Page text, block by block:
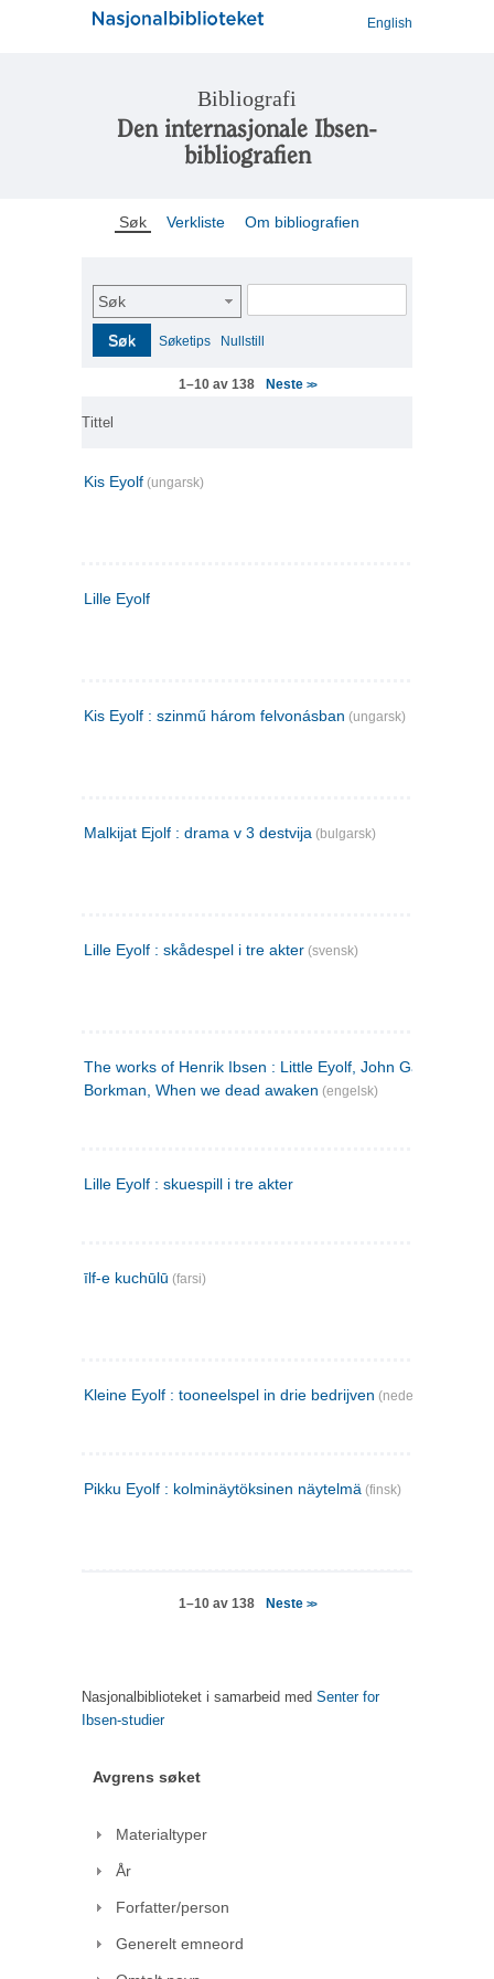
English
Bibliografi
Den internasjonale Ibsen-
bibliografien
Søk Verkliste Om bibliografien
Søk
Søk Søketips Nullstill
1–10 av 138 Neste >>
Tittel
Kis Eyolf (ungarsk)
Lille Eyolf
Kis Eyolf : szinmű három felvonásban (ungarsk)
Malkijat Ejolf : drama v 3 destvija (bulgarsk)
Lille Eyolf : skådespel i tre akter (svensk)
The works of Henrik Ibsen : Little Eyolf, John Gabriel
Borkman, When we dead awaken (engelsk)
Lille Eyolf : skuespill i tre akter
īlf-e kuchūlū (farsi)
Kleine Eyolf : tooneelspel in drie bedrijven (nederlandsk)
Pikku Eyolf : kolminäytöksinen näytelmä (finsk)
1–10 av 138 Neste >>
Nasjonalbiblioteket i samarbeid med Senter for
Ibsen-studier
Avgrens søket
Materialtyper
År
Forfatter/person
Generelt emneord